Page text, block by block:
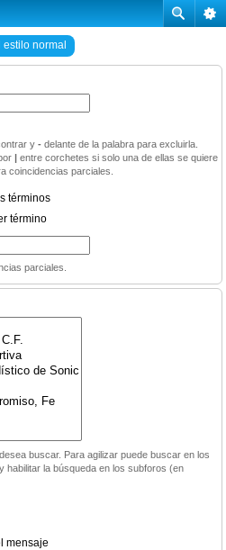
estilo normal
y - delante de la palabra para excluirla.
| entre corchetes si solo una de ellas se quiere
coincidencias parciales.
términos
término
parciales.
buscar. Para agilizar puede buscar en los
habilitar la búsqueda en los subforos (en
mensaje